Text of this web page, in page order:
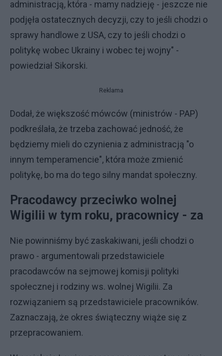
administracją, która - mamy nadzieję - jeszcze nie
podjęła ostatecznych decyzji, czy to jeśli chodzi o
sprawy handlowe z USA, czy to jeśli chodzi o
politykę wobec Ukrainy i wobec tej wojny" -
powiedział Sikorski.
Reklama
Dodał, że większość mówców (ministrów - PAP)
podkreślała, że trzeba zachować jedność, że
będziemy mieli do czynienia z administracją "o
innym temperamencie", która może zmienić
politykę, bo ma do tego silny mandat społeczny.
Pracodawcy przeciwko wolnej
Wigilii w tym roku, pracownicy - za
Nie powinniśmy być zaskakiwani, jeśli chodzi o
prawo - argumentowali przedstawiciele
pracodawców na sejmowej komisji polityki
społecznej i rodziny ws. wolnej Wigilii. Za
rozwiązaniem są przedstawiciele pracowników.
Zaznaczają, że okres świąteczny wiąże się z
przepracowaniem.